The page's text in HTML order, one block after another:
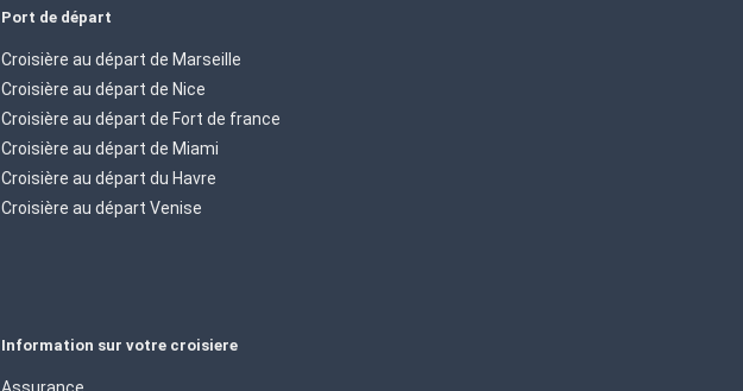
Port de départ
Croisière au départ de Marseille
Croisière au départ de Nice
Croisière au départ de Fort de france
Croisière au départ de Miami
Croisière au départ du Havre
Croisière au départ Venise
Information sur votre croisiere